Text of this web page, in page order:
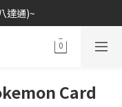
~
達通)~
Card